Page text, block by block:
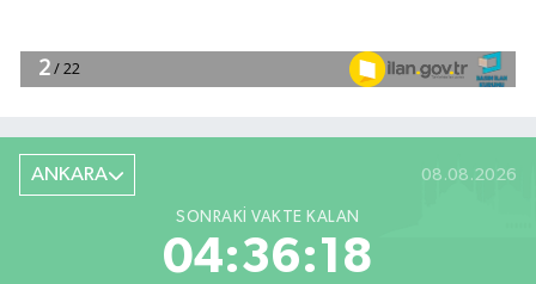
ANKARA 08.08.2026
SONRAKI VAKTE KALAN
04:36:17